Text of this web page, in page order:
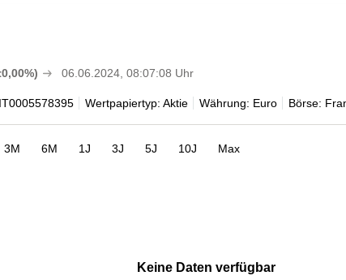
06.06.2024, 08:07:08 Uhr
Wertpapiertyp: Aktie Währung: Euro Börse:
3M 6M 1J 3J 5J 10J Max
Keine Daten verfügbar